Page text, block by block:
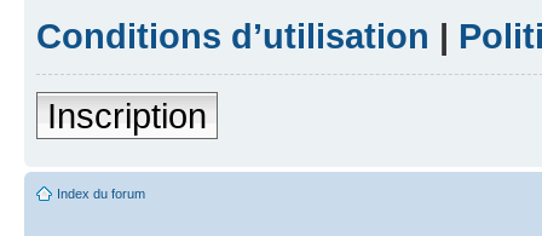
Conditions d’utilisation |
Inscription
Index du forum